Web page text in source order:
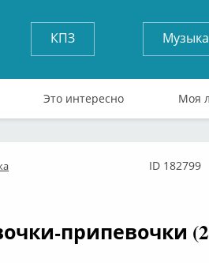
КПЗ
Это интересно Моя
ID 182799
припевочки